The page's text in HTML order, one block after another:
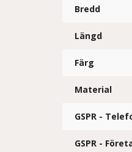
Bredd
Längd
Färg
Material
GSPR -
GSPR -